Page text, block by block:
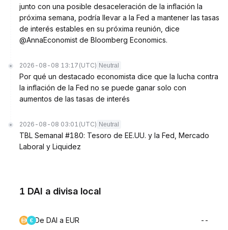
junto con una posible desaceleración de la inflación la
próxima semana, podría llevar a la Fed a mantener las tasas
de interés estables en su próxima reunión, dice
@AnnaEconomist de Bloomberg Economics.
2026-08-08 13:17 (UTC) Neutral
Por qué un destacado economista dice que la lucha contra
la inflación de la Fed no se puede ganar solo con
aumentos de las tasas de interés
2026-08-08 03:01 (UTC) Neutral
TBL Semanal #180: Tesoro de EE.UU. y la Fed, Mercado
Laboral y Liquidez
1 DAI a divisa local
De DAI a EUR --